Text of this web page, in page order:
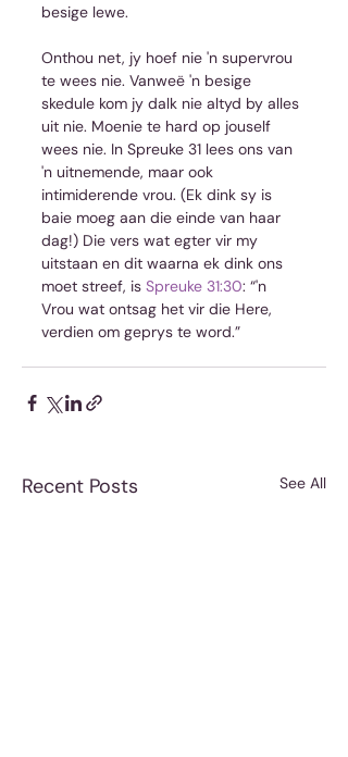
besige lewe.
Onthou net, jy hoef nie 'n supervrou
te wees nie. Vanweë 'n besige
skedule kom jy dalk nie altyd by alles
uit nie. Moenie te hard op jouself
wees nie. In Spreuke 31 lees ons van
'n uitnemende, maar ook
intimiderende vrou. (Ek dink sy is
baie moeg aan die einde van haar
dag!) Die vers wat egter vir my
uitstaan en dit waarna ek dink ons
moet streef, is Spreuke 31:30: “'n
Vrou wat ontsag het vir die Here,
verdien om geprys te word.”
Recent Posts See All